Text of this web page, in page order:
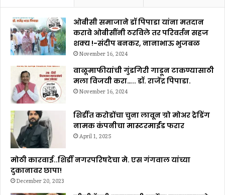
ओबीसी समाजाने डॉ पिपाडा यांना मतदान
करावे ओबीसींनी ठरविले तर परिवर्तन सहज
शक्य !-संदीप बनकर, नानाभाऊ भुजबळ
November 16, 2024
वाळूमाफीयांची गुंडगिरी गाडून टाकण्यासाठी
मला विजयी करा….. डॉ. राजेंद्र पिपाडा.
November 16, 2024
शिर्डीत करोडोंचा चुना लावून ग्रो मोअर ट्रेडिंग
नामक कंपनीचा मास्टरमाईंड फरार
April 1, 2025
मोठी कारवाई..शिर्डी नगरपरिषदेचा मे. एस गंगवाल यांच्या
दुकानावर छापा!
December 20, 2023